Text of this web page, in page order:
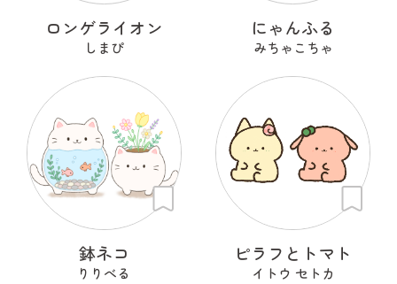
ロンゲライオン
しまぴ
にゃんふる
みちゃこちゃ
鉢ネコ
りりべる
ピラフとトマト
イトウ セトカ